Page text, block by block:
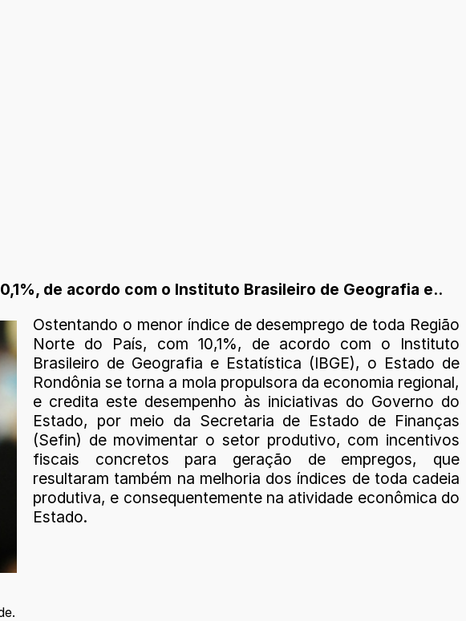
de acordo com o Instituto Brasileiro de Geografia e..
Ostentando o menor índice de desemprego de toda Região
Norte do País, com 10,1%, de acordo com o Instituto
Brasileiro de Geografia e Estatística (IBGE), o Estado de
Rondônia se torna a mola propulsora da economia regional,
e credita este desempenho às iniciativas do Governo do
Estado, por meio da Secretaria de Estado de Finanças
(Sefin) de movimentar o setor produtivo, com incentivos
fiscais concretos para geração de empregos, que
resultaram também na melhoria dos índices de toda cadeia
produtiva, e consequentemente na atividade econômica do
Estado.